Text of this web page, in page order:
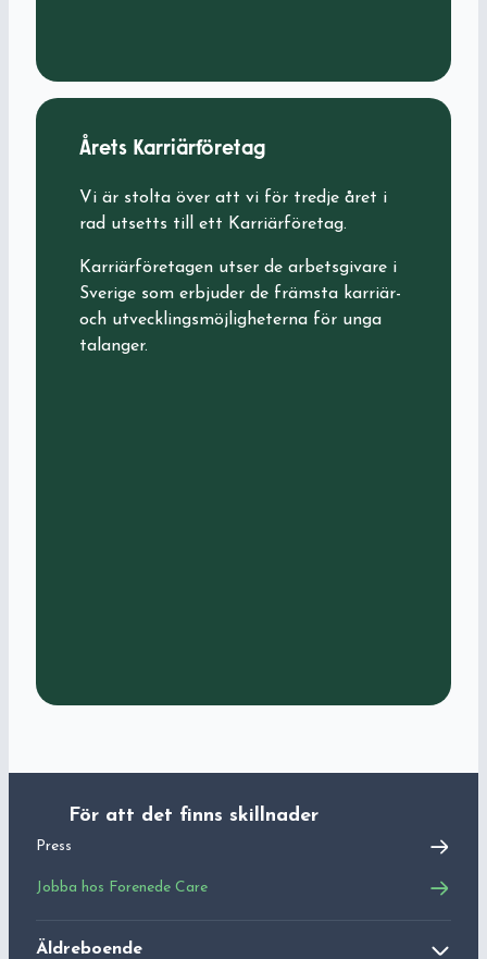
Årets Karriärföretag
Vi är stolta över att vi för tredje året i
rad utsetts till ett Karriärföretag.
Karriärföretagen utser de arbetsgivare i
Sverige som erbjuder de främsta karriär-
och utvecklingsmöjligheterna för unga
talanger.
För att det finns skillnader
Press
Jobba hos Forenede Care
Äldreboende